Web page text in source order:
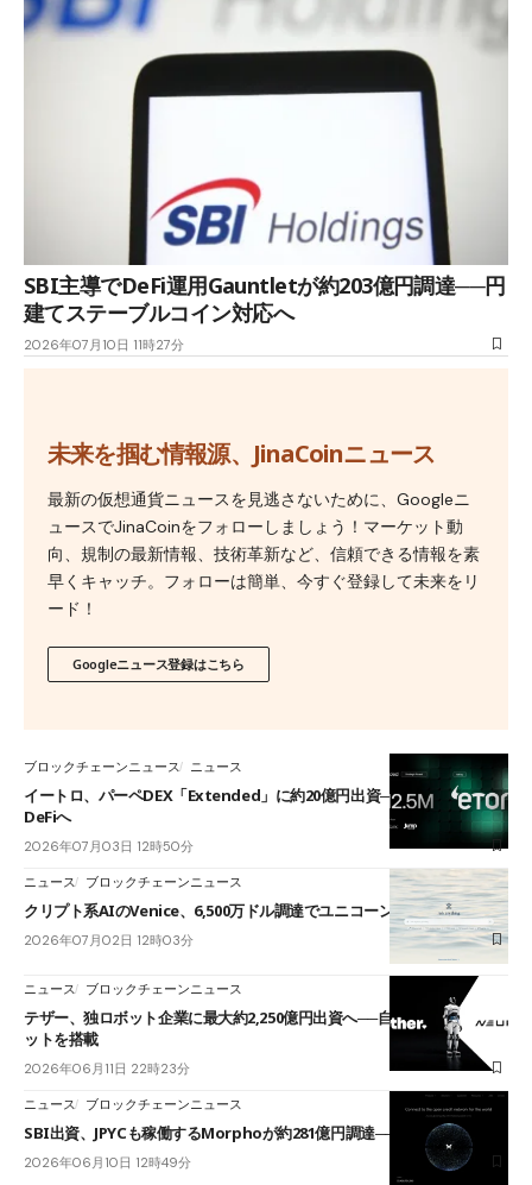
SBI主導でDeFi運用Gauntletが約203億円調達──円
建てステーブルコイン対応へ
2026年07月10日 11時27分
未来を掴む情報源、JinaCoinニュース
最新の仮想通貨ニュースを見逃さないために、Googleニ
ュースでJinaCoinをフォローしましょう！マーケット動
向、規制の最新情報、技術革新など、信頼できる情報を素
早くキャッチ。フォローは簡単、今すぐ登録して未来をリ
ード！
Googleニュース登録はこちら
ブロックチェーンニュース ニュース
イートロ、パーペDEX「Extended」に約20億円出資──ゼンゴ統合で
DeFiへ
2026年07月03日 12時50分
ニュース ブロックチェーンニュース
クリプト系AIのVenice、6,500万ドル調達でユニコーンに
2026年07月02日 12時03分
ニュース ブロックチェーンニュース
テザー、独ロボット企業に最大約2,250億円出資へ──自己管理型ウォレ
ットを搭載
2026年06月11日 22時23分
ニュース ブロックチェーンニュース
SBI出資、JPYCも稼働するMorphoが約281億円調達──DeFi過去最大級
2026年06月10日 12時49分